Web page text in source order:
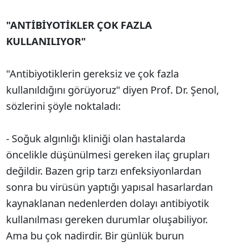
"ANTİBİYOTİKLER ÇOK FAZLA
KULLANILIYOR"
"Antibiyotiklerin gereksiz ve çok fazla
kullanıldığını görüyoruz" diyen Prof. Dr. Şenol,
sözlerini şöyle noktaladı:
- Soğuk algınlığı kliniği olan hastalarda
öncelikle düşünülmesi gereken ilaç grupları
değildir. Bazen grip tarzı enfeksiyonlardan
sonra bu virüsün yaptığı yapısal hasarlardan
kaynaklanan nedenlerden dolayı antibiyotik
kullanılması gereken durumlar oluşabiliyor.
Ama bu çok nadirdir. Bir günlük burun